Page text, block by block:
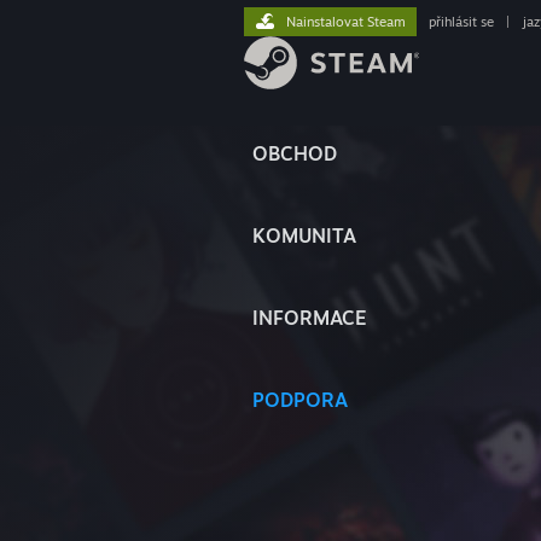
OBCHOD
KOMUNITA
INFORMACE
PODPORA
Nainstalovat Steam přihlásit se